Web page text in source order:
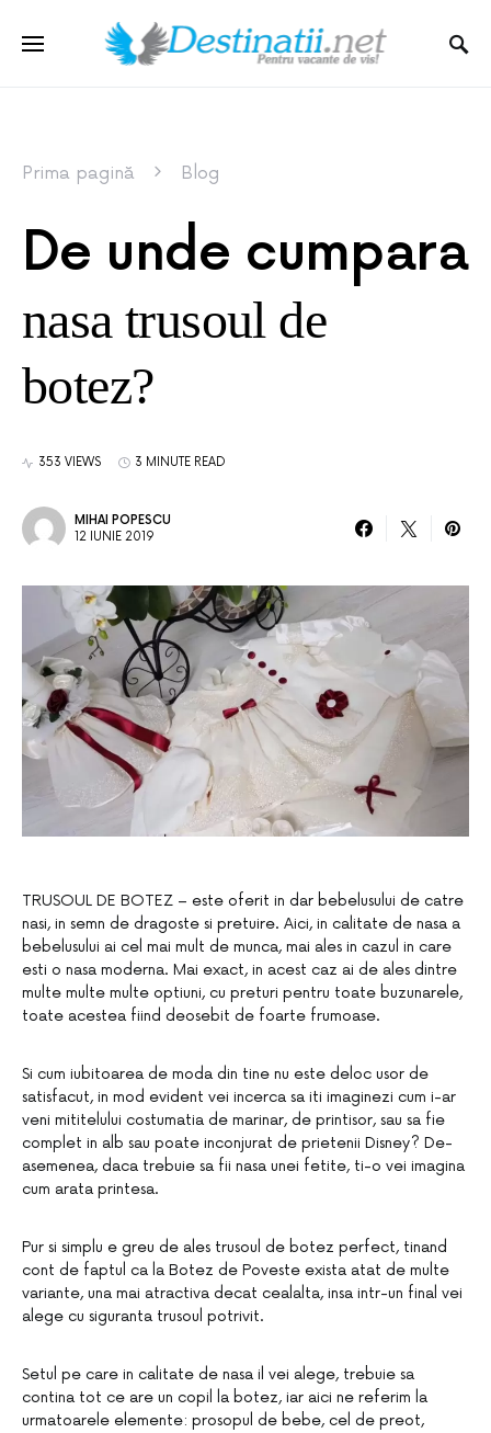
Prima pagină Blog
De unde cumpara
nasa trusoul de
botez?
353 VIEWS 3 MINUTE READ
MIHAI POPESCU
12 IUNIE 2019
TRUSOUL DE BOTEZ – este oferit in dar bebelusului de catre
nasi, in semn de dragoste si pretuire. Aici, in calitate de nasa a
bebelusului ai cel mai mult de munca, mai ales in cazul in care
esti o nasa moderna. Mai exact, in acest caz ai de ales dintre
multe multe multe optiuni, cu preturi pentru toate buzunarele,
toate acestea fiind deosebit de foarte frumoase.
Si cum iubitoarea de moda din tine nu este deloc usor de
satisfacut, in mod evident vei incerca sa iti imaginezi cum i-ar
veni mititelului costumatia de marinar, de printisor, sau sa fie
complet in alb sau poate inconjurat de prietenii Disney? De-
asemenea, daca trebuie sa fii nasa unei fetite, ti-o vei imagina
cum arata printesa.
Pur si simplu e greu de ales trusoul de botez perfect, tinand
cont de faptul ca la Botez de Poveste exista atat de multe
variante, una mai atractiva decat cealalta, insa intr-un final vei
alege cu siguranta trusoul potrivit.
Setul pe care in calitate de nasa il vei alege, trebuie sa
contina tot ce are un copil la botez, iar aici ne referim la
urmatoarele elemente: prosopul de bebe, cel de preot,